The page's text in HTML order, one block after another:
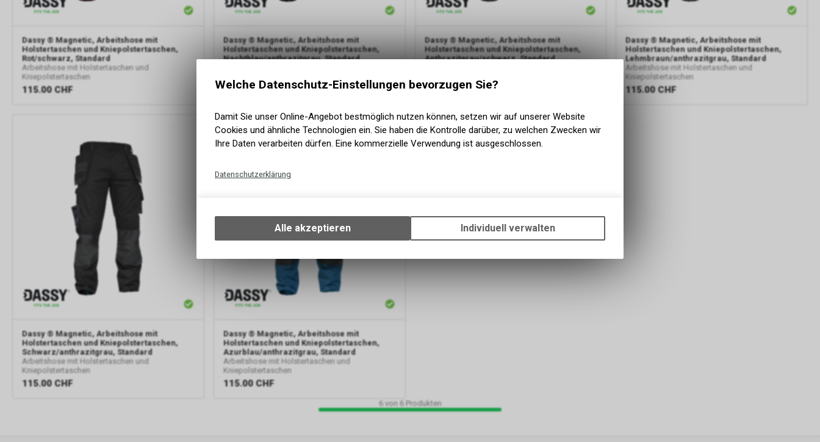
Dassy ® Magnetic, Arbeitshose mit
Holstertaschen und Kniepolstertaschen,
Rot/schwarz, Standard
Arbeitshose mit Holstertaschen und
Kniepolstertaschen
115.00 CHF
Dassy ® Magnetic, Arbeitshose mit
Holstertaschen und Kniepolstertaschen,
Nachtblau/anthrazitgrau, Standard
115.00 CHF
Dassy ® Magnetic, Arbeitshose mit
Holstertaschen und Kniepolstertaschen,
Anthrazitgrau/schwarz, Standard
115.00 CHF
Dassy ® Magnetic, Arbeitshose mit
Holstertaschen und Kniepolstertaschen,
Lehmbraun/anthrazitgrau, Standard
Arbeitshose mit Holstertaschen und
Kniepolstertaschen
115.00 CHF
Dassy ® Magnetic, Arbeitshose mit
Holstertaschen und Kniepolstertaschen,
Schwarz/anthrazitgrau, Standard
Arbeitshose mit Holstertaschen und
Kniepolstertaschen
115.00 CHF
Dassy ® Magnetic, Arbeitshose mit
Holstertaschen und Kniepolstertaschen,
Azurblau/anthrazitgrau, Standard
Arbeitshose mit Holstertaschen und
Kniepolstertaschen
115.00 CHF
6von 6Produkten
Welche Datenschutz-Einstellungen bevorzugen Sie?
Damit Sie unser Online-Angebot bestmöglich nutzen können, setzen wir auf unserer Website
Cookies und ähnliche Technologien ein. Sie haben die Kontrolle darüber, zu welchen Zwecken wir
Ihre Daten verarbeiten dürfen. Eine kommerzielle Verwendung ist ausgeschlossen.
Datenschutzerklärung
Ihrem Gerät, um die grundlegenden Funktionen unseres Online-Angebots, wie die
Verwendung des Warenkorbs, zu ermöglichen. Bitte beachten Sie, dass die
zulassen.
Google Analytics
Diese Website benutzt Google Analytics, einen Webanalysedienst der Google
Ihrem Computer gespeichert werden und die eine Analyse der Benutzung der
Website durch Sie ermöglichen. Die durch den Cookie erzeugten Informationen
über Ihre Benutzung dieser Website werden in der Regel an einen Server von
Google in den USA übertragen und dort gespeichert.
Google Tag Manager
Alle akzeptieren Individuell verwalten